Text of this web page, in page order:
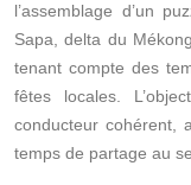
l’assemblage d’un
Sapa, delta du
tenant compte des
fêtes locales.
conducteur cohérent,
temps de partage au